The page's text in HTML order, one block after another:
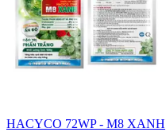
HACYCO 72WP - M8 XANH